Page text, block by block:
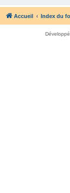
Accueil Index du